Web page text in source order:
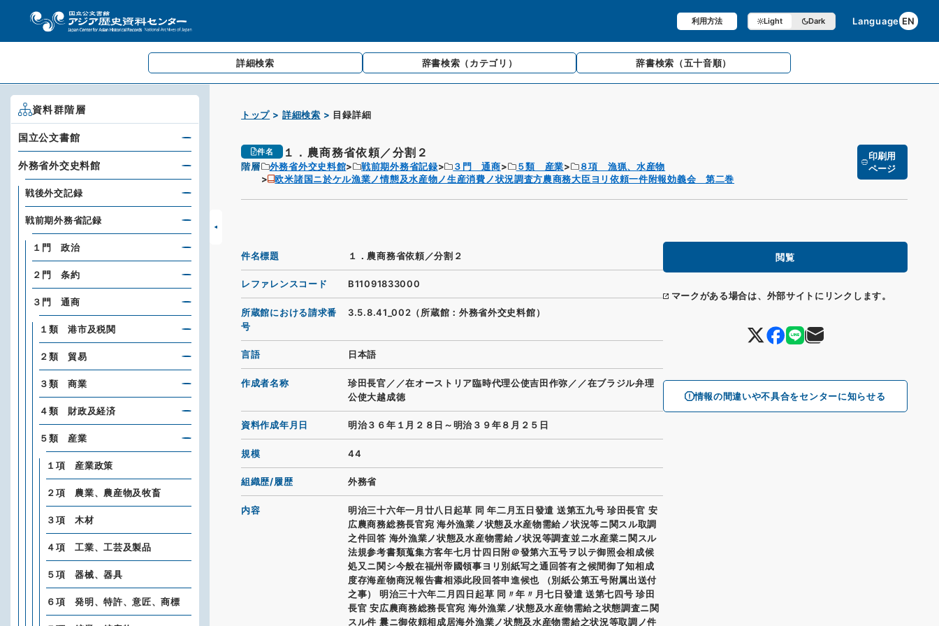
利用方法 Light Dark Language EN
詳細検索 辞書検索 （カテゴリ） 辞書検索 （五十音順）
トップ 詳細検索 目録詳細
件名 １．農商務省依頼／分割２
階層 外務省外交史料館 戦前期外務省記録 ３門 通商 ５類 産業
８項 漁猟、水産物
欧米諸国ニ於ケル漁業ノ情態及水産物ノ生産消費ノ状況調査方農商務大臣ヨリ依頼一件附報効義会 第二巻
印刷用
ページ
閲覧
マークがある場合は、外部サイトにリンクします。
情報の間違いや不具合をセンターに知らせる
件名標題 １．農商務省依頼／分割２
レファレンスコード B11091833000
所蔵館における請求番
号
3.5.8.41_002（所蔵館：外務省外交史料館）
言語 日本語
作成者名称
珍田長官／／在オーストリア臨時代理公使吉田作弥／／在ブラジル弁理
公使大越成徳
資料作成年月日 明治３６年１月２８日～明治３９年８月２５日
規模 44
組織歴/履歴 外務省
内容
明治三十六年一月廿八日起草 同 年二月五日發遣 送第五九号 珍田長官 安
広農商務総務長官宛 海外漁業ノ状態及水産物需給ノ状況等ニ関スル取調
之件回答 海外漁業ノ状態及水産物需給ノ状況等調査並ニ水産業ニ関スル
法規参考書類蒐集方客年七月廿四日附＠發第六五号ヲ以テ御照会相成候
処又ニ関シ今般在福州帝國領事ヨリ別紙写之通回答有之候間御了知相成
度存海産物商況報告書相添此段回答申進候也 （別紙公第五号附属出送付
之事） 明治三十六年二月四日起草 同〃年〃月七日發遣 送第七四号 珍田
長官 安広農商務総務長官宛 海外漁業ノ状態及水産物需給之状態調査ニ関
スル件 曩ニ御依頼相成居海外漁業ノ状態及水産物需給之状況等取調ノ件
資料群階層
国立公文書館
外務省外交史料館
戦後外交記録
戦前期外務省記録
１門 政治
２門 条約
３門 通商
１類 港市及税関
２類 貿易
３類 商業
４類 財政及経済
５類 産業
１項 産業政策
２項 農業、農産物及牧畜
３項 木材
４項 工業、工芸及製品
５項 器械、器具
６項 発明、特許、意匠、商標